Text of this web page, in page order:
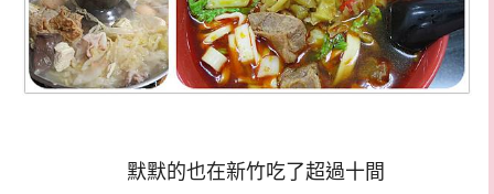
默默的也在新竹吃了超過十間